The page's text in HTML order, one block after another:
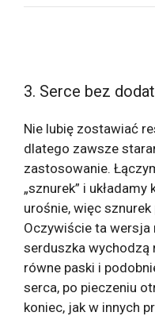
3. Serce bez
Nie lubię zostawiać
dlatego zawsze
zastosowanie.
„sznurek” i
urośnie, więc
Oczywiście ta
serduszka wychodzą
równe paski i
serca, po pieczeniu
koniec, jak w innych